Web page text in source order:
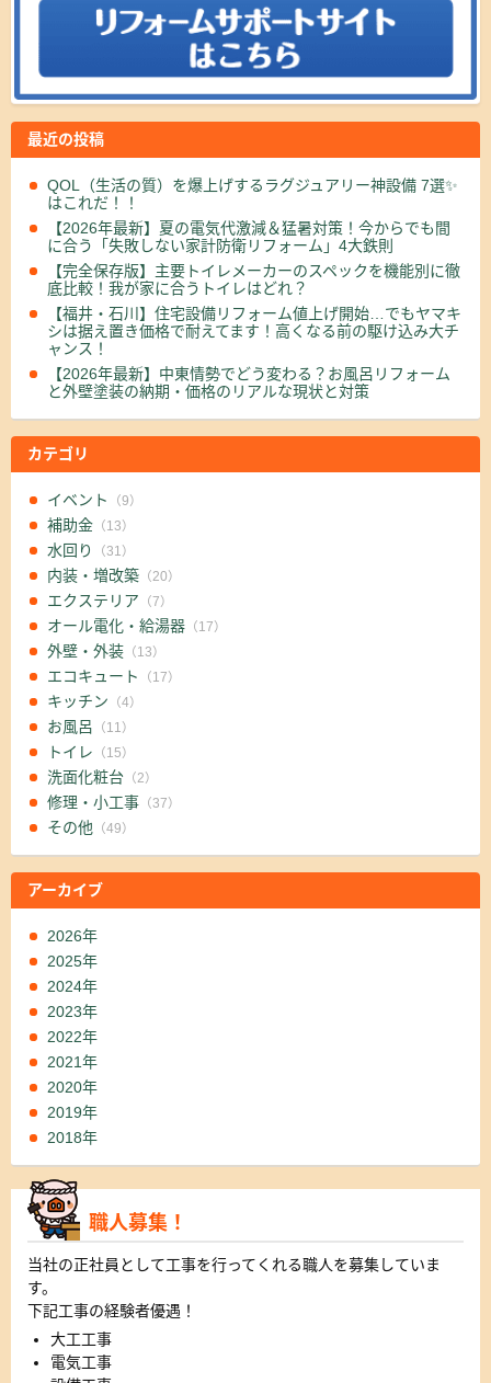
最近の投稿
QOL（生活の質）を爆上げするラグジュアリー神設備 7選✨
はこれだ！！
【2026年最新】夏の電気代激減＆猛暑対策！今からでも間
に合う「失敗しない家計防衛リフォーム」4大鉄則
【完全保存版】主要トイレメーカーのスペックを機能別に徹
底比較！我が家に合うトイレはどれ？
【福井・石川】住宅設備リフォーム値上げ開始…でもヤマキ
シは据え置き価格で耐えてます！高くなる前の駆け込み大チ
ャンス！
【2026年最新】中東情勢でどう変わる？お風呂リフォーム
と外壁塗装の納期・価格のリアルな現状と対策
カテゴリ
イベント （9）
補助金（13）
水回り （31）
内装・増改築（20）
エクステリア （7）
オール電化・給湯器（17）
外壁・外装（13）
エコキュート （17）
キッチン （4）
お風呂 （11）
トイレ （15）
洗面化粧台（2）
修理・小工事（37）
その他 （49）
アーカイブ
2026年
2025年
2024年
2023年
2022年
2021年
2020年
2019年
2018年
職人募集！
当社の正社員として工事を行ってくれる職人を募集していま
す。
下記工事の経験者優遇！
大工工事
電気工事